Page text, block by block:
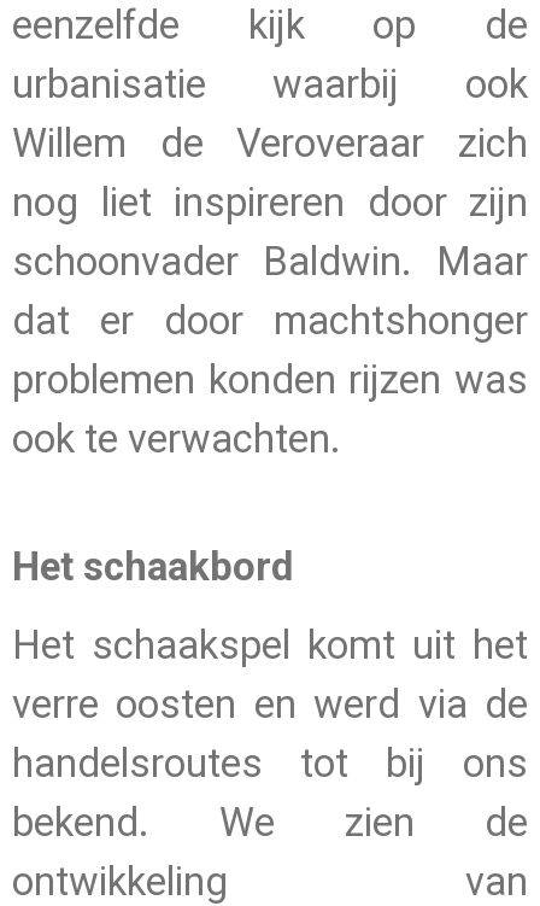
eenzelfde kijk op de
urbanisatie waarbij ook
Willem de Veroveraar zich
nog liet inspireren door zijn
schoonvader Baldwin. Maar
dat er door machtshonger
problemen konden rijzen was
ook te verwachten.
Het schaakbord
Het schaakspel komt uit het
verre oosten en werd via de
handelsroutes tot bij ons
bekend. We zien de
ontwikkeling van